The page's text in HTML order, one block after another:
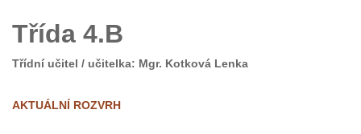
Třída 4.B
Třídní učitel / učitelka: Mgr. Kotková Lenka
AKTUÁLNÍ ROZVRH